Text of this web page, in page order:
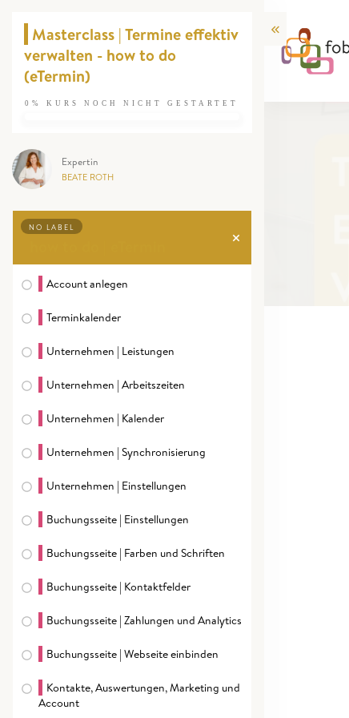
Masterclass | Termine effektiv
verwalten - how to do
(eTermin)
0% KURS NOCH NICHT GESTARTET
Expertin
BEATE ROTH
NO LABEL
Account anlegen
Terminkalender
Unternehmen | Leistungen
Unternehmen | Arbeitszeiten
Unternehmen | Kalender
Unternehmen | Synchronisierung
Unternehmen | Einstellungen
Buchungsseite | Einstellungen
Buchungsseite | Farben und Schriften
Buchungsseite | Kontaktfelder
Buchungsseite | Zahlungen und Analytics
Buchungsseite | Webseite einbinden
Kontakte, Auswertungen, Marketing und
Account